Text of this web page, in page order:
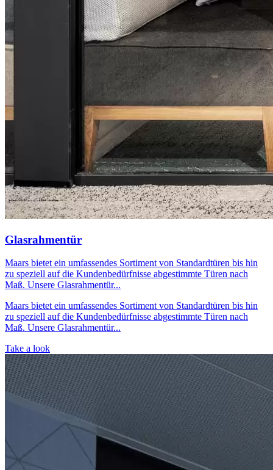
Glasrahmentür
Maars bietet ein umfassendes Sortiment von Standardtüren bis hin
zu speziell auf die Kundenbedürfnisse abgestimmte Türen nach
Maß. Unsere Glasrahmentür...
Maars bietet ein umfassendes Sortiment von Standardtüren bis hin
zu speziell auf die Kundenbedürfnisse abgestimmte Türen nach
Maß. Unsere Glasrahmentür...
Take a look